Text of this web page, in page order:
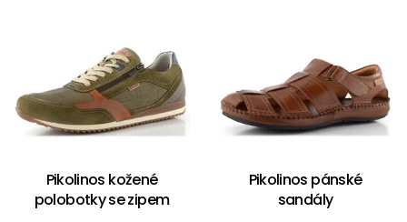
Pikolinos kožené
polobotky se zipem
Pikolinos pánské
sandály